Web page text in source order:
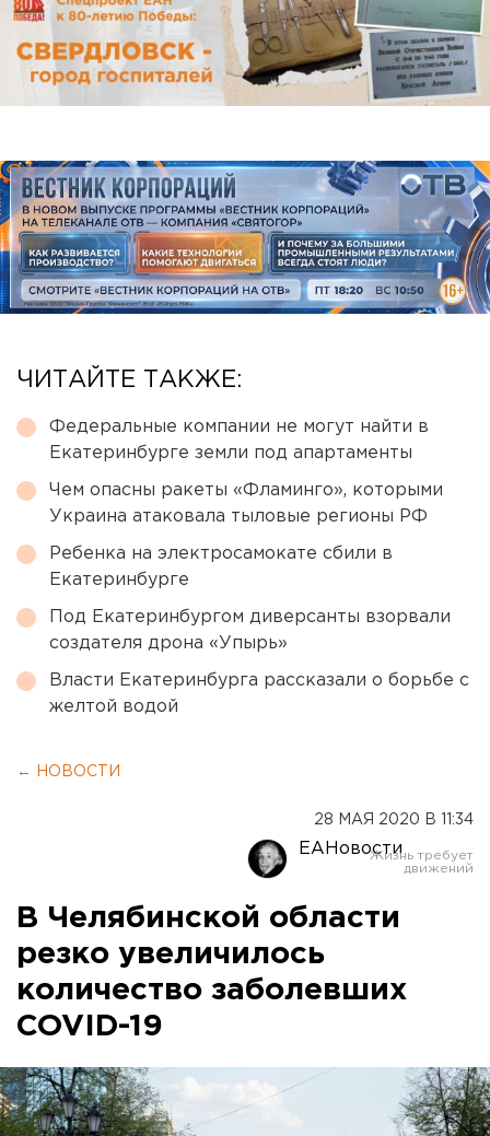
ЧИТАЙТЕ ТАКЖЕ:
Федеральные компании не могут найти в
Екатеринбурге земли под апартаменты
Чем опасны ракеты «Фламинго», которыми
Украина атаковала тыловые регионы РФ
Ребенка на электросамокате сбили в
Екатеринбурге
Под Екатеринбургом диверсанты взорвали
создателя дрона «Упырь»
Власти Екатеринбурга рассказали о борьбе с
желтой водой
← НОВОСТИ
28 МАЯ 2020 В 11:34
ЕАНовости
В Челябинской области
резко увеличилось
количество заболевших
COVID-19